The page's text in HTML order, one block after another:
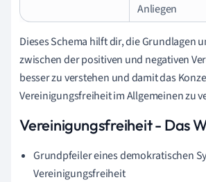
Anliegen
Dieses Schema hilft dir, die Grundlagen
zwischen der positiven und negativen
besser zu verstehen und damit das
Vereinigungsfreiheit im Allgemeinen zu
Vereinigungsfreiheit - Das
Grundpfeiler eines demokratischen
Vereinigungsfreiheit